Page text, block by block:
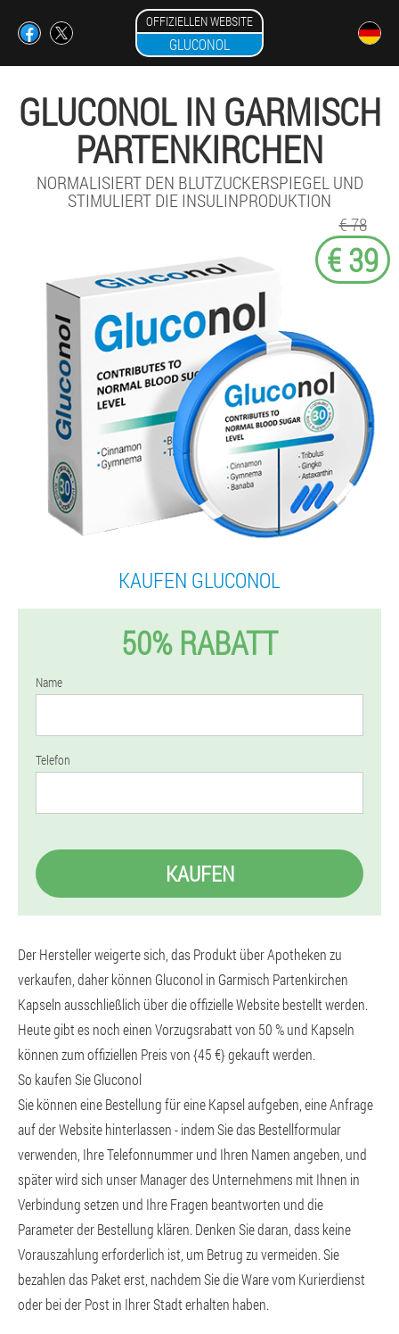
OFFIZIELLEN WEBSITE
GLUCONOL
GLUCONOL IN GARMISCH
PARTENKIRCHEN
NORMALISIERT DEN BLUTZUCKERSPIEGEL UND
STIMULIERT DIE INSULINPRODUKTION
€ 78
€ 39
KAUFEN GLUCONOL
50% RABATT
Name
Telefon
KAUFEN
Der Hersteller weigerte sich, das Produkt über Apotheken zu
verkaufen, daher können Gluconol in Garmisch Partenkirchen
Kapseln ausschließlich über die offizielle Website bestellt werden.
Heute gibt es noch einen Vorzugsrabatt von 50 % und Kapseln
können zum offiziellen Preis von {45 €} gekauft werden.
So kaufen Sie Gluconol
Sie können eine Bestellung für eine Kapsel aufgeben, eine Anfrage
auf der Website hinterlassen - indem Sie das Bestellformular
verwenden, Ihre Telefonnummer und Ihren Namen angeben, und
später wird sich unser Manager des Unternehmens mit Ihnen in
Verbindung setzen und Ihre Fragen beantworten und die
Parameter der Bestellung klären. Denken Sie daran, dass keine
Vorauszahlung erforderlich ist, um Betrug zu vermeiden. Sie
bezahlen das Paket erst, nachdem Sie die Ware vom Kurierdienst
oder bei der Post in Ihrer Stadt erhalten haben.